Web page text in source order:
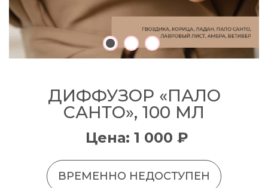
ДИФФУЗОР «ПАЛО
САНТО», 100 МЛ
Цена: 1 000 ₽
ВРЕМЕННО НЕДОСТУПЕН